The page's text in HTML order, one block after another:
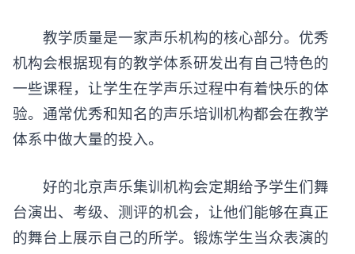
教学质量是一家声乐机构的核心部分。优秀
机构会根据现有的教学体系研发出有自己特色的
一些课程，让学生在学声乐过程中有着快乐的体
验。通常优秀和知名的声乐培训机构都会在教学
体系中做大量的投入。
好的北京声乐集训机构会定期给予学生们舞
台演出、考级、测评的机会，让他们能够在真正
的舞台上展示自己的所学。锻炼学生当众表演的